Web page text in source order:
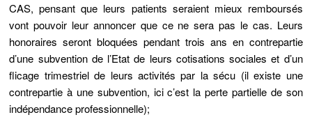
CAS, pensant que leurs patients seraient mieux remboursés
vont pouvoir leur annoncer que ce ne sera pas le cas. Leurs
honoraires seront bloquées pendant trois ans en contrepartie
d’une subvention de l’Etat de leurs cotisations sociales et d’un
flicage trimestriel de leurs activités par la sécu (il existe une
contrepartie à une subvention, ici c’est la perte partielle de son
indépendance professionnelle);